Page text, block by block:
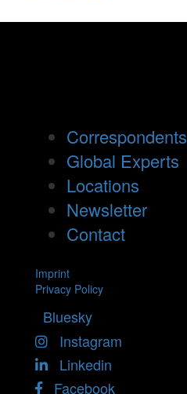
Correspondents
Global Experts
Locations
Newsletter
Contact
Imprint
Privacy Policy
Bluesky
Instagram
Linkedin
Facebook